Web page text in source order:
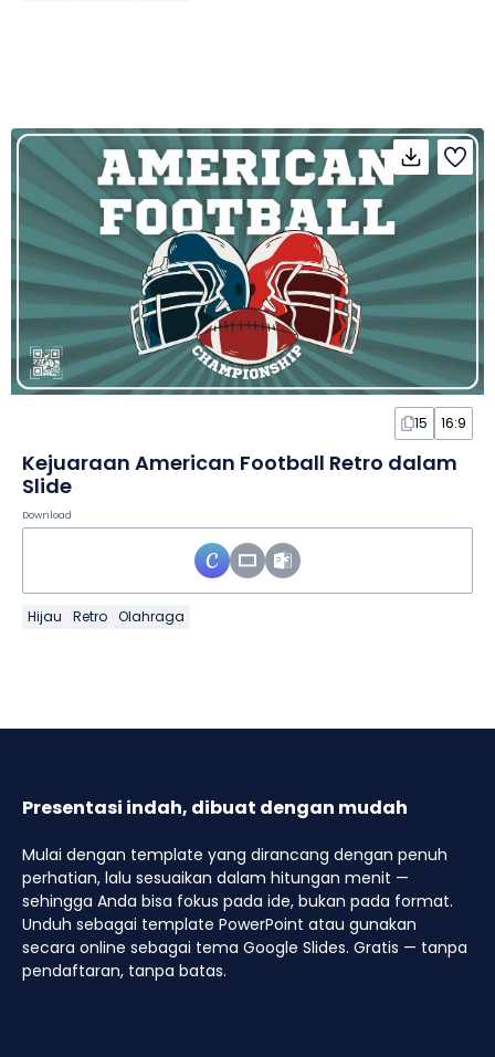
15 16:9
Kejuaraan American Football Retro dalam
Slide
Download
Hijau Retro Olahraga
Presentasi indah, dibuat dengan mudah
Mulai dengan template yang dirancang dengan penuh
perhatian, lalu sesuaikan dalam hitungan menit —
sehingga Anda bisa fokus pada ide, bukan pada format.
Unduh sebagai template PowerPoint atau gunakan
secara online sebagai tema Google Slides. Gratis — tanpa
pendaftaran, tanpa batas.